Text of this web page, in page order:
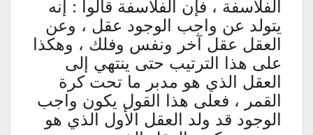
الفلاسفة ، فإن الفلاسفة قالوا : إنه
يتولد عن واجب الوجود عقل ، وعن
العقل عقل آخر ونفس وفلك ، وهكذا
على هذا الترتيب حتى ينتهي إلى
العقل الذي هو مدبر ما تحت كرة
القمر ، فعلى هذا القول يكون واجب
الوجود قد ولد العقل الأول الذي هو